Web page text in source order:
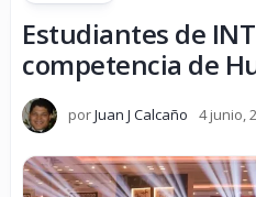
Estudiantes de
competencia de
porJuan J Calcaño 4 junio,